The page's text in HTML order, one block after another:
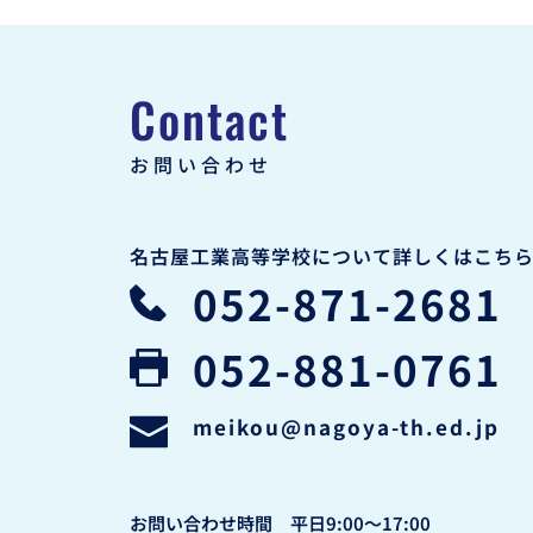
Contact
お問い合わせ
名古屋工業高等学校について詳しくはこちら
052-871-2681
052-881-0761
meikou@nagoya-th.ed.jp
お問い合わせ時間　平日9:00〜17:00